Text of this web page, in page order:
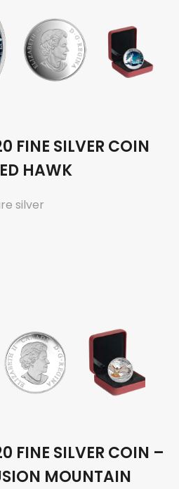
FINE SILVER COIN
HAWK
silver
FINE SILVER COIN –
MOUNTAIN